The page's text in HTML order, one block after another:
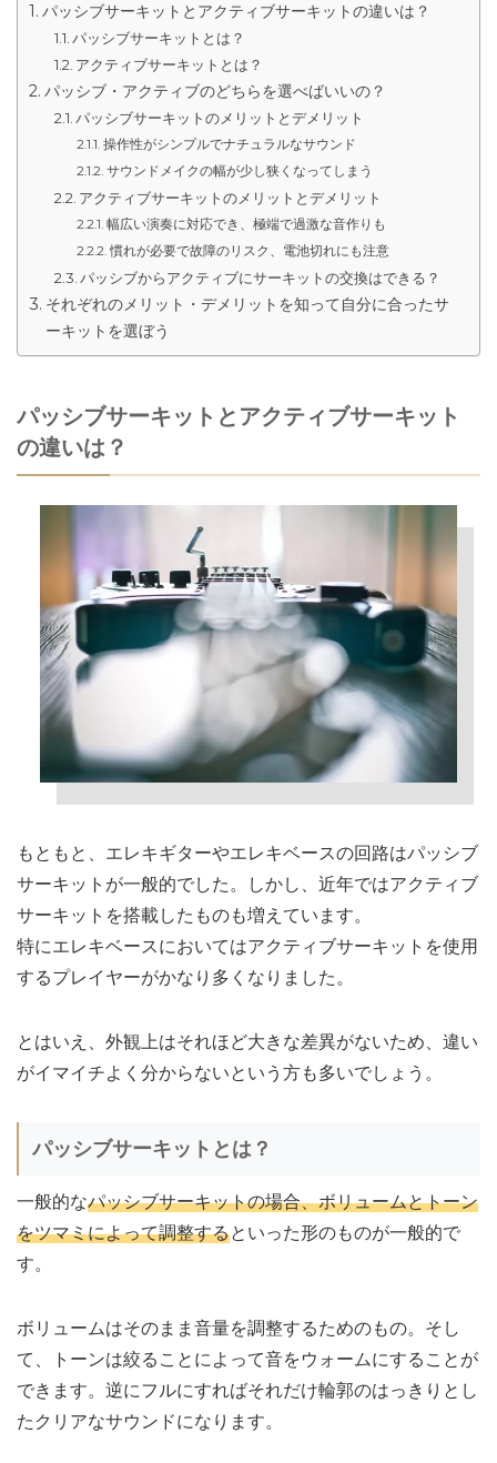
パッシブサーキットとアクティブサーキットの違いは？
パッシブサーキットとは？
アクティブサーキットとは？
パッシブ・アクティブのどちらを選べばいいの？
パッシブサーキットのメリットとデメリット
操作性がシンプルでナチュラルなサウンド
サウンドメイクの幅が少し狭くなってしまう
アクティブサーキットのメリットとデメリット
幅広い演奏に対応でき、極端で過激な音作りも
慣れが必要で故障のリスク、電池切れにも注意
パッシブからアクティブにサーキットの交換はできる？
それぞれのメリット・デメリットを知って自分に合ったサ
ーキットを選ぼう
パッシブサーキットとアクティブサーキット
の違いは？
もともと、エレキギターやエレキベースの回路はパッシブ
サーキットが一般的でした。しかし、近年ではアクティブ
サーキットを搭載したものも増えています。
特にエレキベースにおいてはアクティブサーキットを使用
するプレイヤーがかなり多くなりました。
とはいえ、外観上はそれほど大きな差異がないため、違い
がイマイチよく分からないという方も多いでしょう。
パッシブサーキットとは？
一般的なパッシブサーキットの場合、ボリュームとトーン
をツマミによって調整するといった形のものが一般的で
す。
ボリュームはそのまま音量を調整するためのもの。そし
て、トーンは絞ることによって音をウォームにすることが
できます。逆にフルにすればそれだけ輪郭のはっきりとし
たクリアなサウンドになります。